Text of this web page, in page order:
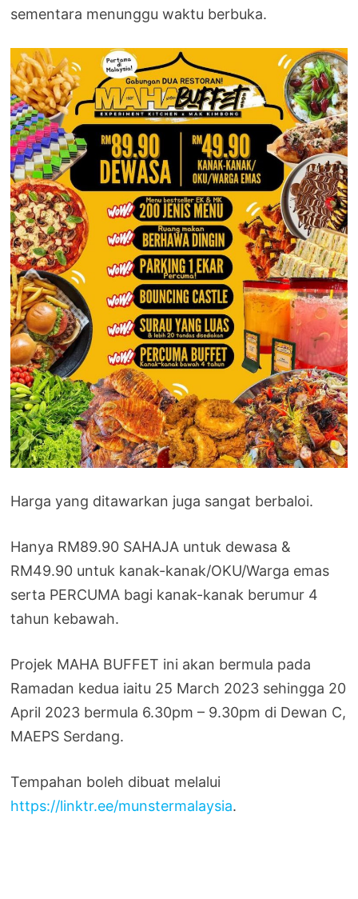
sementara menunggu waktu berbuka.
Harga yang ditawarkan juga sangat berbaloi.
Hanya RM89.90 SAHAJA untuk dewasa &
RM49.90 untuk kanak-kanak/OKU/Warga emas
serta PERCUMA bagi kanak-kanak berumur 4
tahun kebawah.
Projek MAHA BUFFET ini akan bermula pada
Ramadan kedua iaitu 25 March 2023 sehingga 20
April 2023 bermula 6.30pm – 9.30pm di Dewan C,
MAEPS Serdang.
Tempahan boleh dibuat melalui
https://linktr.ee/munstermalaysia.